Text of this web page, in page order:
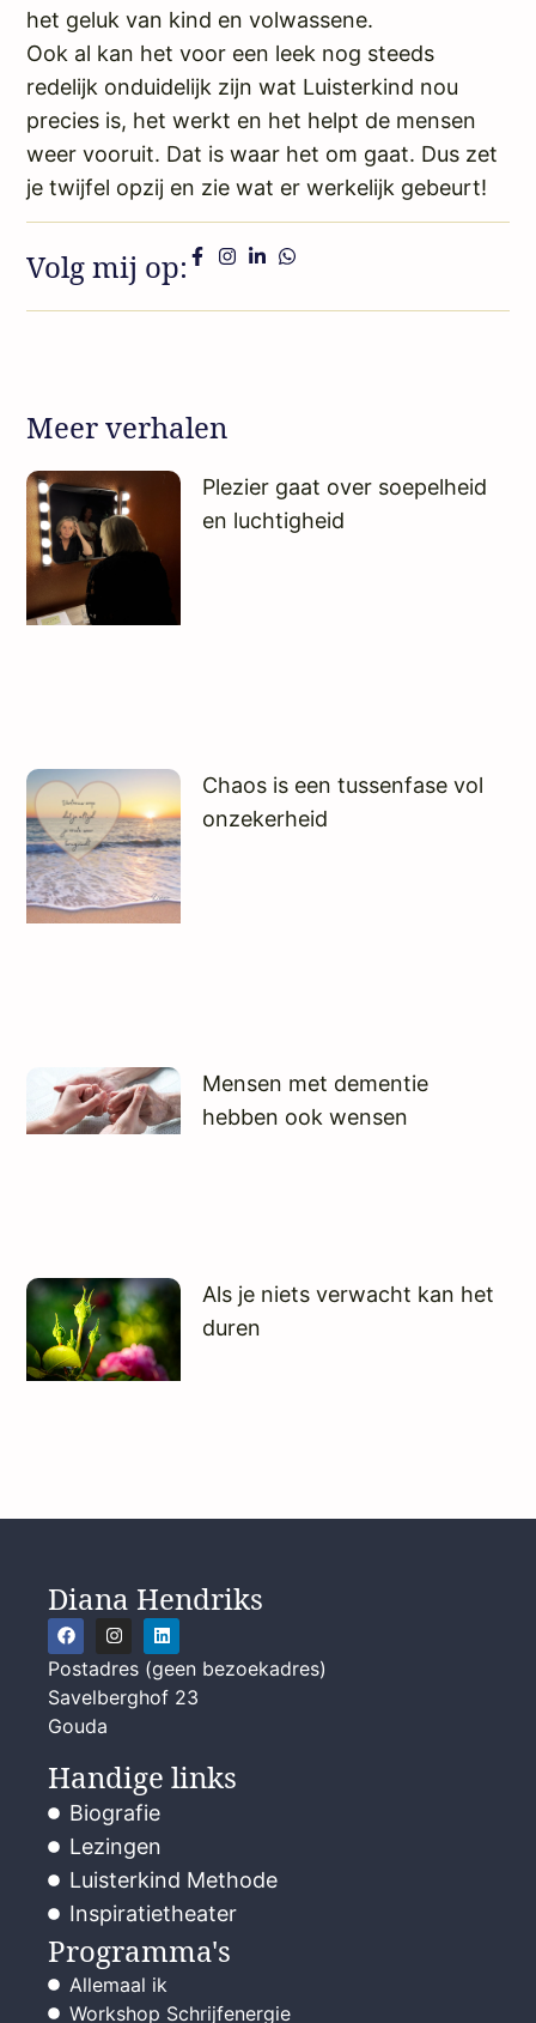
het geluk van kind en volwassene.
Ook al kan het voor een leek nog steeds
redelijk onduidelijk zijn wat Luisterkind nou
precies is, het werkt en het helpt de mensen
weer vooruit. Dat is waar het om gaat. Dus zet
je twijfel opzij en zie wat er werkelijk gebeurt!
Volg mij op:
Meer verhalen
Plezier gaat over soepelheid
en luchtigheid
Chaos is een tussenfase vol
onzekerheid
Mensen met dementie
hebben ook wensen
Als je niets verwacht kan het
duren
Diana Hendriks
Postadres (geen bezoekadres)
Savelberghof 23
Gouda
Handige links
Biografie
Lezingen
Luisterkind Methode
Inspiratietheater
Programma's
Allemaal ik
Workshop Schrijfenergie